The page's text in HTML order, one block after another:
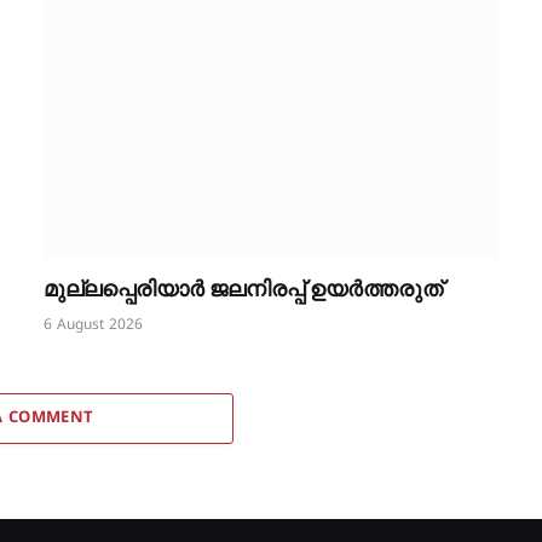
മുല്ലപ്പെരിയാർ ജലനിരപ്പ് ഉയർത്തരുത്
6 August 2026
COMMENT